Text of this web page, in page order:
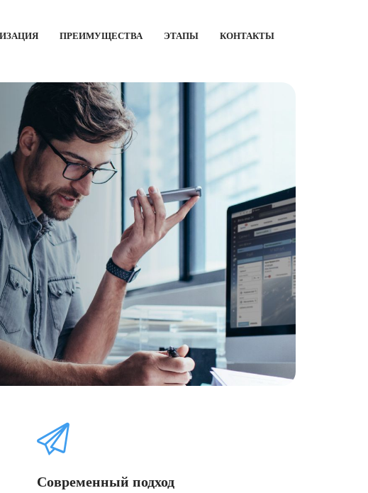
ПРЕИМУЩЕСТВА ЭТАПЫ КОНТАКТЫ
Современный подход